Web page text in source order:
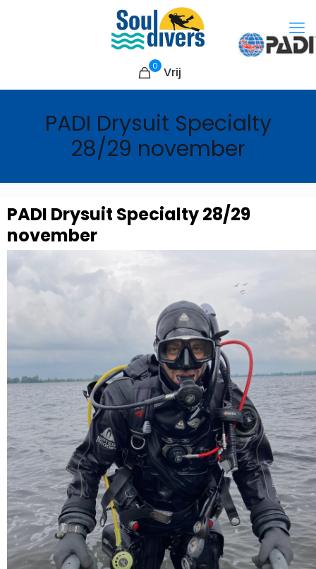
0 Vrij
PADI Drysuit Specialty
28/29 november
PADI Drysuit Specialty 28/29
november